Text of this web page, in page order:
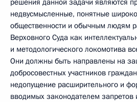
недвусмысленные, понятные
общественности и обычным людям
Верховного Суда как
и методологического локомотива
Они должны быть направлены на
добросовестных участников
недопущение расширительного и
вводимых законодателем запретов